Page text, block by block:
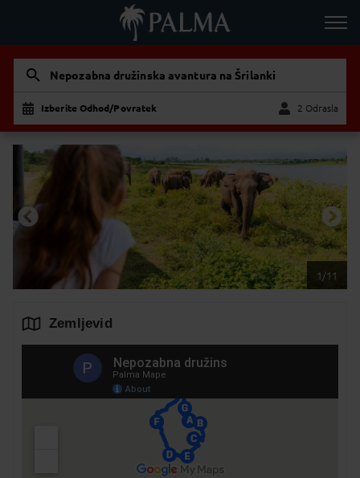
Nepozabna družinska avantura na Šrilanki
Izberite Odhod/Povratek 2 Odrasla
1/11
Zemljevid